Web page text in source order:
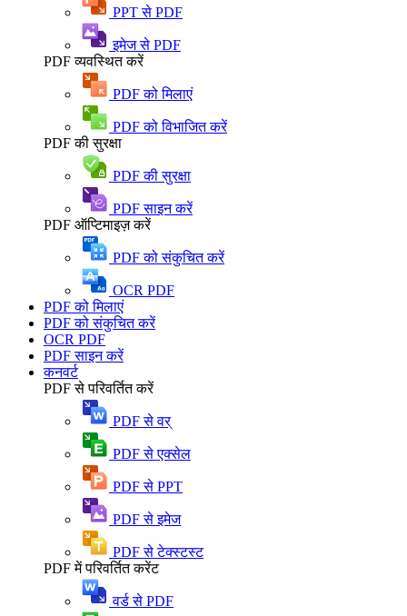
PPT से PDF
इमेज से PDF
PDF व्यवस्थित करें
PDF को मिलाएं
PDF को विभाजित करें
PDF की सुरक्षा
PDF की सुरक्षा
PDF साइन करें
PDF ऑप्टिमाइज़ करें
PDF को संकुचित करें
OCR PDF
PDF को मिलाएं
PDF को संकुचित करें
OCR PDF
PDF साइन करें
कनवर्ट
PDF से परिवर्तित करें
PDF से वर्
PDF से एक्सेल
PDF से PPT
PDF से इमेज
PDF से टेक्स्टस्ट
PDF में परिवर्तित करेंट
वर्ड से PDF